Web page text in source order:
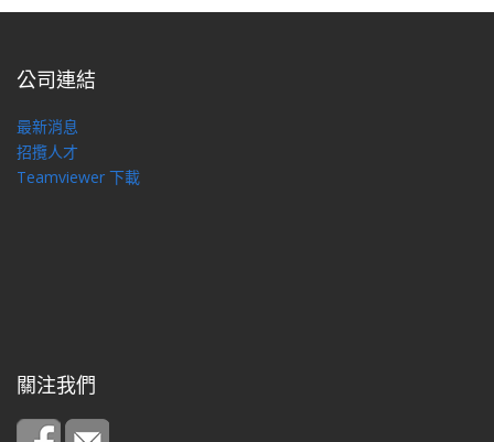
公司連結
最新消息
招攬人才
Teamviewer 下載
關注我們